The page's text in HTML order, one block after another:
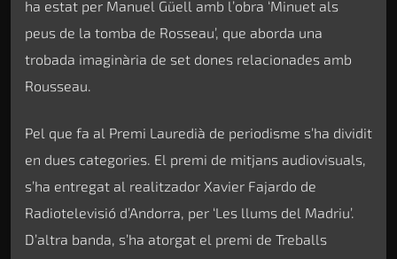
ha estat per Manuel Güell amb l’obra ‘Minuet als
peus de la tomba de Rosseau’, que aborda una
trobada imaginària de set dones relacionades amb
Rousseau.
Pel que fa al Premi Lauredià de periodisme s’ha dividit
en dues categories. El premi de mitjans audiovisuals,
s’ha entregat al realitzador Xavier Fajardo de
Radiotelevisió d’Andorra, per ‘Les llums del Madriu’.
D’altra banda, s’ha atorgat el premi de Treballs